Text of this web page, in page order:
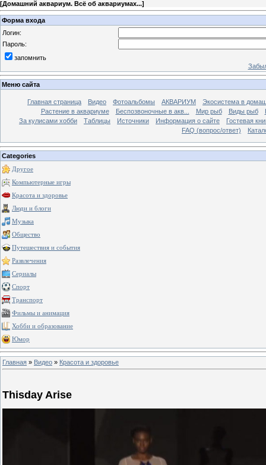
[Домашний аквариум. Всё об аквариумах...]
Форма входа
Логин:
Пароль:
запомнить
Меню сайта
Главная страница Видео Фотоальбомы АКВАРИУМ
Экосистема в
Растение в аквариуме
Беспозвоночные в акв... Мир рыб Виды рыб
За кулисами хобби
Таблицы Источники Информация о сайте
Гостевая
FAQ (вопрос/ответ)
Categories
Другое
Компьютерные игры
Красота и здоровье
Люди и блоги
Музыка
Общество
Путешествия и события
Развлечения
Сериалы
Спорт
Транспорт
Фильмы и анимация
Хобби и образование
Юмор
Главная » Видео » Красота и здоровье
Thisday Arise